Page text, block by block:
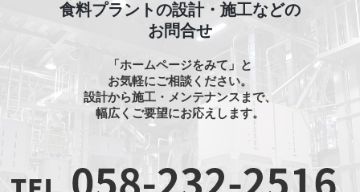
食料プラントの設計・施工などの
お問合せ
「ホームページをみて」と
お気軽にご相談ください。
設計から施工・メンテナンスまで、
幅広くご要望にお応えします。